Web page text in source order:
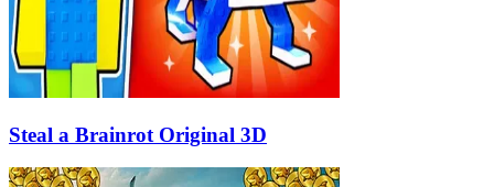
Steal a Brainrot Original 3D